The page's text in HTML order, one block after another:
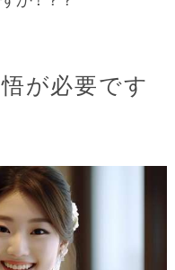
が必要です